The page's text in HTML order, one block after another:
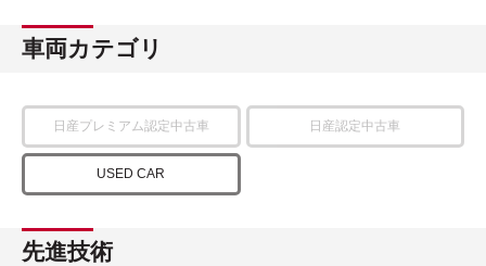
車両カテゴリ
日産プレミアム認定中古車 日産認定中古車
USED CAR
先進技術